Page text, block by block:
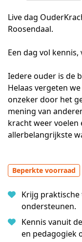
Live dag
Roosendaal.
Een dag vol
Iedere ouder is de
Helaas vergeten
onzeker door het
mening van
kracht weer
allerbelangrijkste
Beperkte voorraad
Krijg
ondersteunen.
Kennis vanuit
en pedagogiek